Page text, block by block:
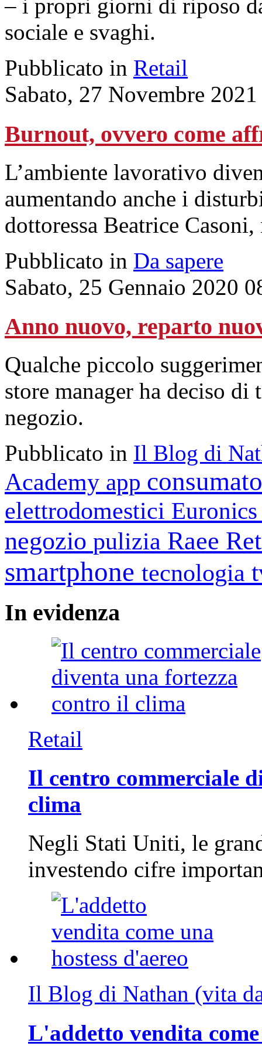
– i propri giorni di riposo
sociale e svaghi.
Pubblicato in Retail
Sabato, 27 Novembre
Burnout, ovvero come
L’ambiente lavorativo
aumentando anche i
dottoressa Beatrice
Pubblicato in Da sapere
Sabato, 25 Gennaio 2020
Anno nuovo, reparto
Qualche piccolo
store manager ha deciso
negozio.
Pubblicato in Il Blog di
Academy app
elettrodomestici
negozio pulizia Raee
smartphone tecnologia
In evidenza
Retail
Il centro commerciale
clima
Negli Stati Uniti, le
investendo cifre
Il Blog di Nathan (vita
L'addetto vendita